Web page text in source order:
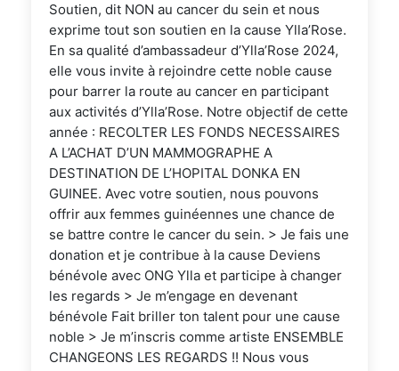
Soutien, dit NON au cancer du sein et nous
exprime tout son soutien en la cause Ylla’Rose.
En sa qualité d’ambassadeur d’Ylla’Rose 2024,
elle vous invite à rejoindre cette noble cause
pour barrer la route au cancer en participant
aux activités d’Ylla’Rose. Notre objectif de cette
année : RECOLTER LES FONDS NECESSAIRES
A L’ACHAT D’UN MAMMOGRAPHE A
DESTINATION DE L’HOPITAL DONKA EN
GUINEE. Avec votre soutien, nous pouvons
offrir aux femmes guinéennes une chance de
se battre contre le cancer du sein. > Je fais une
donation et je contribue à la cause Deviens
bénévole avec ONG Ylla et participe à changer
les regards > Je m’engage en devenant
bénévole Fait briller ton talent pour une cause
noble > Je m’inscris comme artiste ENSEMBLE
CHANGEONS LES REGARDS !! Nous vous